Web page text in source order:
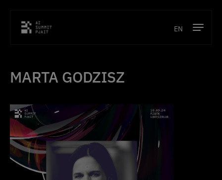
Prelegenci
Lokalizacja
Partnerzy
Kontakt
EN
MARTA GODZISZ